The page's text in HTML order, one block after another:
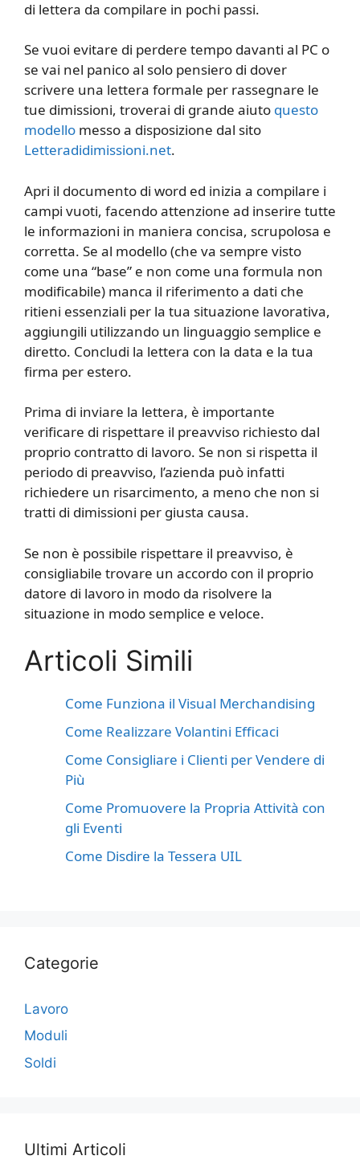
di lettera da compilare in pochi passi.
Se vuoi evitare di perdere tempo davanti al PC o
se vai nel panico al solo pensiero di dover
scrivere una lettera formale per rassegnare le
tue dimissioni, troverai di grande aiuto questo
modello messo a disposizione dal sito
Letteradidimissioni.net.
Apri il documento di word ed inizia a compilare i
campi vuoti, facendo attenzione ad inserire tutte
le informazioni in maniera concisa, scrupolosa e
corretta. Se al modello (che va sempre visto
come una “base” e non come una formula non
modificabile) manca il riferimento a dati che
ritieni essenziali per la tua situazione lavorativa,
aggiungili utilizzando un linguaggio semplice e
diretto. Concludi la lettera con la data e la tua
firma per estero.
Prima di inviare la lettera, è importante
verificare di rispettare il preavviso richiesto dal
proprio contratto di lavoro. Se non si rispetta il
periodo di preavviso, l’azienda può infatti
richiedere un risarcimento, a meno che non si
tratti di dimissioni per giusta causa.
Se non è possibile rispettare il preavviso, è
consigliabile trovare un accordo con il proprio
datore di lavoro in modo da risolvere la
situazione in modo semplice e veloce.
Articoli Simili
Come Funziona il Visual Merchandising
Come Realizzare Volantini Efficaci
Come Consigliare i Clienti per Vendere di
Più
Come Promuovere la Propria Attività con
gli Eventi
Come Disdire la Tessera UIL
Categorie
Lavoro
Moduli
Soldi
Ultimi Articoli